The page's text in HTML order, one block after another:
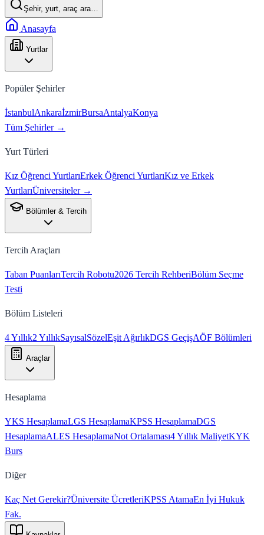
Şehir, yurt, araç ara…
Anasayfa
Yurtlar
Popüler Şehirler
İstanbulAnkaraİzmirBursaAntalyaKonya
Tüm Şehirler →
Yurt Türleri
Kız Öğrenci YurtlarıErkek Öğrenci YurtlarıKız ve Erkek
YurtlarıÜniversiteler →
Bölümler & Tercih
Tercih Araçları
Taban PuanlarıTercih Robotu2026 Tercih RehberiBölüm Seçme
Testi
Bölüm Listeleri
4 Yıllık2 YıllıkSayısalSözelEşit AğırlıkDGS GeçişAÖF Bölümleri
Araçlar
Hesaplama
YKS HesaplamaLGS HesaplamaKPSS HesaplamaDGS
HesaplamaALES HesaplamaNot Ortalaması4 Yıllık MaliyetKYK
Burs
Diğer
Kaç Net Gerekir?Üniversite ÜcretleriKPSS AtamaEn İyi Hukuk
Fak.